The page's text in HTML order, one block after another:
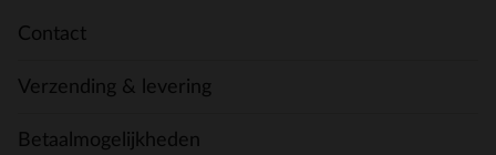
Contact
Verzending & levering
Betaalmogelijkheden